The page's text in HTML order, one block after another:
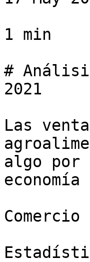
1 min
#
2021
Las
algo por
economía